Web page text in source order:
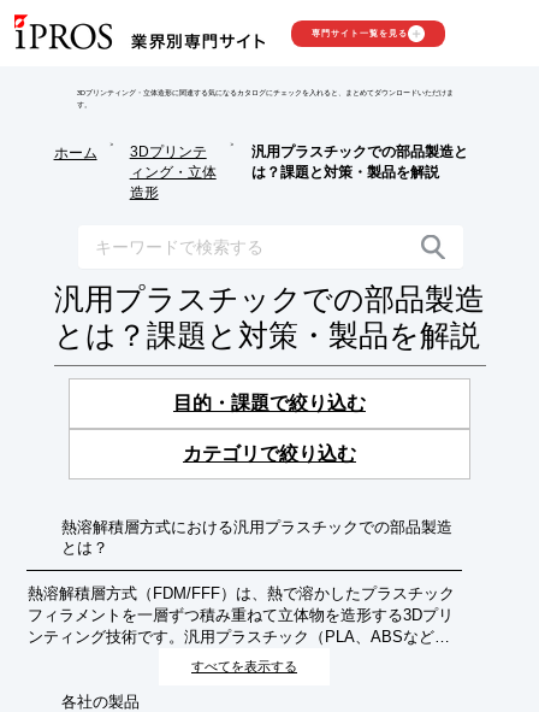
専門サイト一覧を見る
3Dプリンティング・立体造形に関連する気になるカタログにチェックを入れると、まとめてダウンロードいただけま
す。
ホーム
>
3Dプリンテ
ィング・立体
造形
>
汎用プラスチックでの部品製造と
は？課題と対策・製品を解説
汎用プラスチックでの部品製造
とは？課題と対策・製品を解説
目的・課題で絞り込む
カテゴリで絞り込む
熱溶解積層方式における汎用プラスチックでの部品製造
とは？
熱溶解積層方式（FDM/FFF）は、熱で溶かしたプラスチック
フィラメントを一層ずつ積み重ねて立体物を造形する3Dプリ
ンティング技術です。汎用プラスチック（PLA、ABSなど）
を用いることで、低コストで多様な形状の部品を製造するこ
とが可能です。試作品、治具、最終製品など、幅広い用途で
活用されています。
すべてを表示する
各社の製品